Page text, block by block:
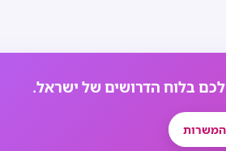
בלוח הדרושים של ישראל.
המשרות